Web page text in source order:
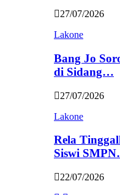
27/07/2026
Lakone
Bang Jo
di Sidang…
27/07/2026
Lakone
Rela
Siswi
22/07/2026